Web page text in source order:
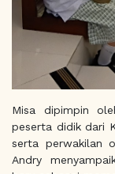
Misa dipimpin
peserta didik dari
serta perwakilan
Andry